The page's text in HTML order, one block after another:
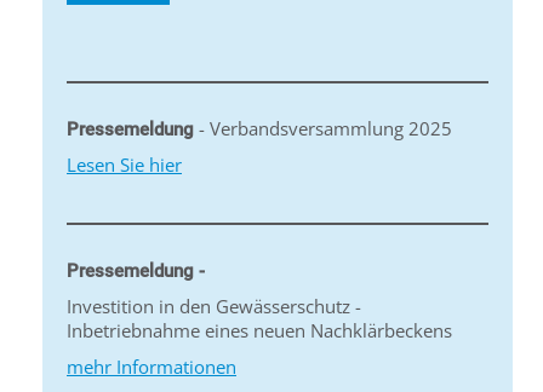
Pressemeldung - Verbandsversammlung 2025
Lesen Sie hier
Pressemeldung -
Investition in den Gewässerschutz -
Inbetriebnahme eines neuen Nachklärbeckens
mehr Informationen